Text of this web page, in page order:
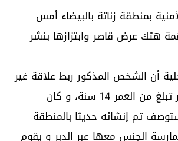
بمنطقة زناتة بالبيضاء أمس
هتك عرض قاصر وابتزازها بنشر
أن الشخص المذكور ربط علاقة غير
شرعية بفتاة قاصر تبلغ من العمر 14 سنة، و كان
تم إنشائه حديثا بالمنطقة
الجنس معها عبر الدبر و يقوم